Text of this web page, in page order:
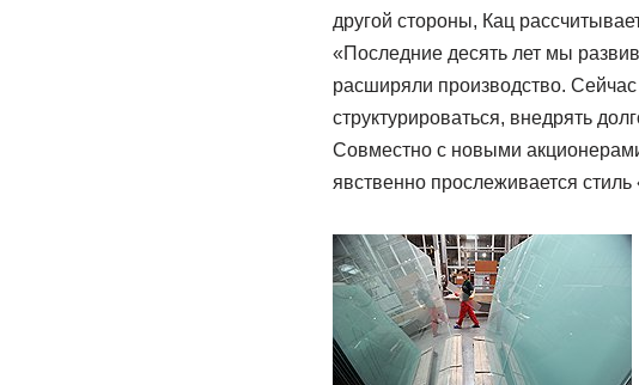
другой стороны, Кац
«Последние десять лет мы
расширяли производство.
структурироваться, внедрять
Совместно с новыми
явственно прослеживается стиль